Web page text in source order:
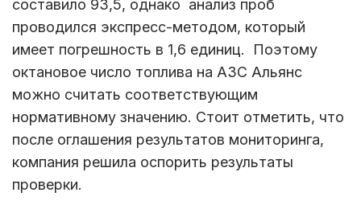
составило 93,5, однако анализ проб
проводился экспресс-методом, который
имеет погрешность в 1,6 единиц. Поэтому
октановое число топлива на АЗС Альянс
можно считать соответствующим
нормативному значению. Стоит отметить, что
после оглашения результатов мониторинга,
компания решила оспорить результаты
проверки.